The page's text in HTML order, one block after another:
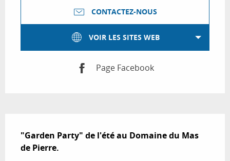
CONTACTEZ-NOUS
VOIR LES SITES WEB
Page Facebook
"Garden Party" de l'été au Domaine du Mas
de Pierre.